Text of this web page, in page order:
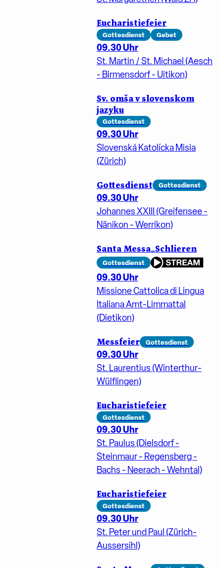
Eucharistiefeier
Gottesdienst Gebet
09.30 Uhr
St. Martin / St. Michael (Aesch
- Birmensdorf - Uitikon)
Sv. omša v slovenskom
jazyku
Gottesdienst
09.30 Uhr
Slovenská Katolícka Misia
(Zürich)
Gottesdienst Gottesdienst
09.30 Uhr
Johannes XXIII (Greifensee -
Nänikon - Werrikon)
Santa Messa_Schlieren
Gottesdienst
09.30 Uhr
Missione Cattolica di Lingua
Italiana Amt-Limmattal
(Dietikon)
Messfeier Gottesdienst
09.30 Uhr
St. Laurentius (Winterthur-
Wülflingen)
Eucharistiefeier
Gottesdienst
09.30 Uhr
St. Paulus (Dielsdorf -
Steinmaur - Regensberg -
Bachs - Neerach - Wehntal)
Eucharistiefeier
Gottesdienst
09.30 Uhr
St. Peter und Paul (Zürich-
Aussersihl)